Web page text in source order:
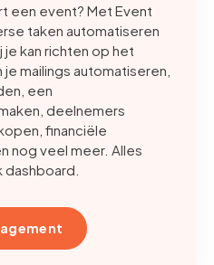
een event? Met Event
taken automatiseren
je kan richten op het
mailings automatiseren,
een
deelnemers
financiële
nog veel meer. Alles